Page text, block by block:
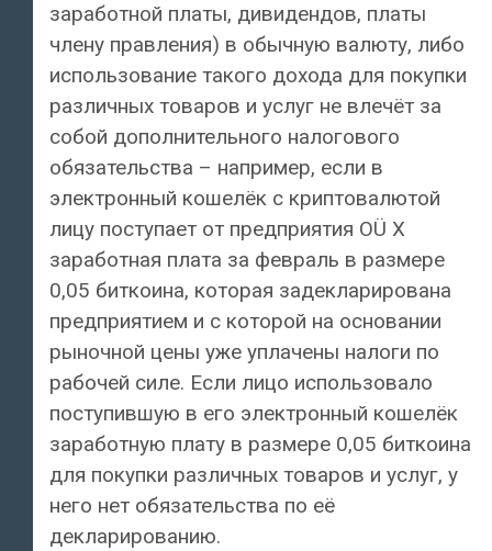
заработной платы, дивидендов, платы
члену правления) в обычную валюту, либо
использование такого дохода для покупки
различных товаров и услуг не влечёт за
собой дополнительного налогового
обязательства – например, если в
электронный кошелёк с криптовалютой
лицу поступает от предприятия OÜ X
заработная плата за февраль в размере
0,05 биткоина, которая задекларирована
предприятием и с которой на основании
рыночной цены уже уплачены налоги по
рабочей силе. Если лицо использовало
поступившую в его электронный кошелёк
заработную плату в размере 0,05 биткоина
для покупки различных товаров и услуг, у
него нет обязательства по её
декларированию.